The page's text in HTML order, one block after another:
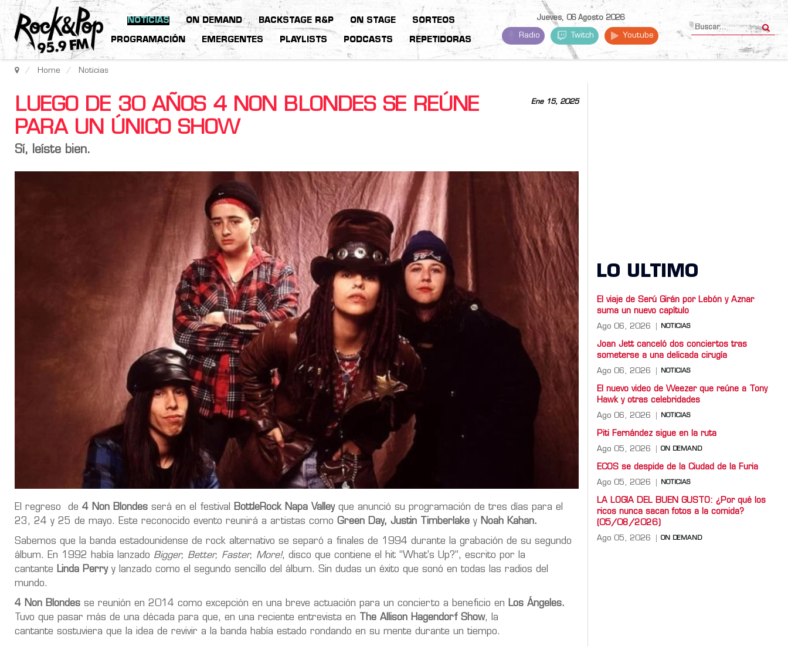
NOTICIAS ON DEMAND BACKSTAGE R&P ON STAGE SORTEOS
PROGRAMACIÓN EMERGENTES PLAYLISTS PODCASTS REPETIDORAS
Jueves, 06 Agosto 2026
Radio Twitch Youtube
Home Noticias
Ene 15, 2025
LUEGO DE 30 AÑOS 4 NON BLONDES SE REÚNE
PARA UN ÚNICO SHOW
Sí, leíste bien.
El regreso de 4 Non Blondes será en el festival BottleRock Napa Valleyque anunció su programación de tres días para el
23, 24 y 25 de mayo. Este reconocido evento reunirá a artistas como Green Day, Justin Timberlake y Noah Kahan.
Sabemos que la banda estadounidense de rock alternativo se separó a finales de 1994 durante la grabación de su segundo
álbum. En 1992 había lanzado Bigger, Better, Faster, More!, disco que contiene el hit “What's Up?”, escrito por la
cantante Linda Perryy lanzado como el segundo sencillo del álbum. Sin dudas un éxito que sonó en todas las radios del
mundo.
4 Non Blondes se reunión en 2014 como excepción en una breve actuación para un concierto a beneficio en Los Ángeles.
Tuvo que pasar más de una década para que, en una reciente entrevista en
The Allison Hagendorf Show, la
cantante sostuviera que la idea de revivir a la banda había estado rondando en su mente durante un tiempo.
LO ULTIMO
El viaje de Serú Girán por Lebón y Aznar
suma un nuevo capítulo
Ago 06, 2026 NOTICIAS
Joan Jett canceló dos conciertos tras
someterse a una delicada cirugía
Ago 06, 2026 NOTICIAS
El nuevo video de Weezer que reúne a Tony
Hawk y otras celebridades
Ago 06, 2026 NOTICIAS
Piti Fernández sigue en la ruta
Ago 05, 2026 ON DEMAND
ECOS se despide de la Ciudad de la Furia
Ago 05, 2026 NOTICIAS
LA LOGIA DEL BUEN GUSTO: ¿Por qué los
ricos nunca sacan fotos a la comida?
(05/08/2026)
Ago 05, 2026 ON DEMAND